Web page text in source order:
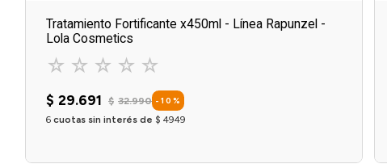
Tratamiento Fortificante x450ml - Línea Rapunzel -
Lola Cosmetics
☆ ☆ ☆ ☆ ☆
$ 29.691 $ 32.990 - 10 %
6 cuotas sin interés de $ 4949